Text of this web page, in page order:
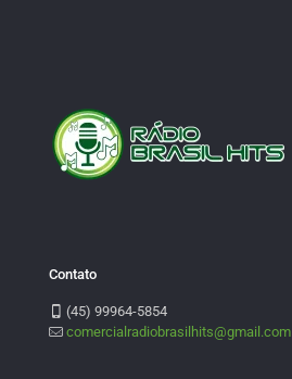
Contato
(45) 99964-5854
comercialradiobrasilhits@gmail.com